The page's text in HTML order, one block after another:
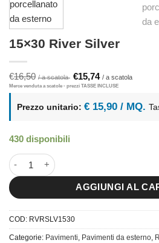
15×30 River Silver
€16,50
Il
prezzo
era:
€16,50.
€15,74
Il
è:
Prezzo unitario: € 15,90 / MQ.
430 disponibili
15x30 River Silver quantità
AGGIUNGI AL
COD: RVRSLV1530
Categorie: Pavimenti, Pavimenti da esterno,